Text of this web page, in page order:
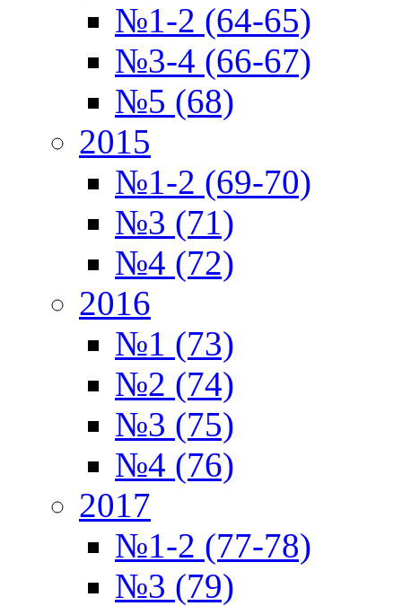
№1-2 (64-65)
№3-4 (66-67)
№5 (68)
2015
№1-2 (69-70)
№3 (71)
№4 (72)
2016
№1 (73)
№2 (74)
№3 (75)
№4 (76)
2017
№1-2 (77-78)
№3 (79)